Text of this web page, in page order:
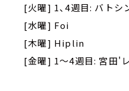
[火曜] 1、4週目: バト
[水曜] Foi
[木曜] Hiplin
[金曜] 1～4週目: 宮田'